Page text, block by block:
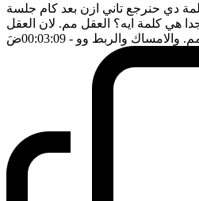
دي حنرجع تاني ازن بعد كام جلسة
هي كلمة ايه؟ العقل مم. لان العقل
والامساك والربط وو - 00:03:09 ضَ